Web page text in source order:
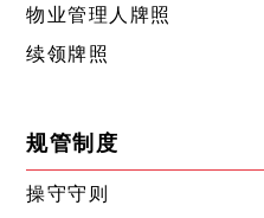
物业管理人牌照
续领牌照
规管制度
操守守则